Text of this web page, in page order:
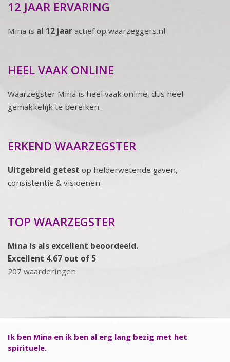
12 JAAR ERVARING
Mina is al 12 jaar actief op waarzeggers.nl
HEEL VAAK ONLINE
Waarzegster Mina is heel vaak online, dus heel
gemakkelijk te bereiken.
ERKEND WAARZEGSTER
Uitgebreid getest op helderwetende gaven,
consistentie & visioenen
TOP WAARZEGSTER
Mina is als excellent beoordeeld.
Excellent 4.67 out of 5
207 waarderingen
Ik ben Mina en ik ben al erg lang bezig met het
spirituele.